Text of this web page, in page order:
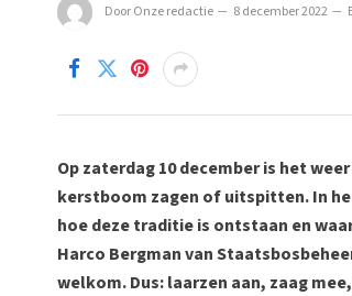
DoorOnze redactie 8 december 2022
Op zaterdag 10 december is het
kerstboom zagen of uitspitten. In
hoe deze traditie is ontstaan en
Harco Bergman van
welkom. Dus: laarzen aan, zaag